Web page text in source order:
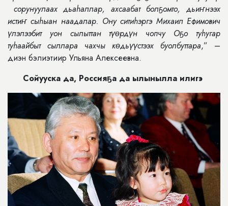
сорунуулаах дьаhаллар, ахсаабат болҕомто, дьиҥнээх
истиҥ сыhыан наадалар. Ону ситиhэргэ Михаил Ефимович
үлэлээбит уон сылыттан түɵрдүн чопчу Оҕо туhугар
туhаайбыт сыллара чахчы кɵдьүүстээх буолбуттара,” –
диэн бэлиэтиир Ульяна Алексеевна.
Сойууска да, Россияҕа да ылынылла илигэ